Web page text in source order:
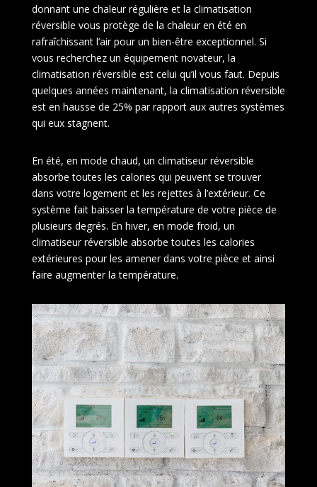
donnant une chaleur régulière et la climatisation
réversible vous protège de la chaleur en été en
rafraîchissant l’air pour un bien-être exceptionnel. Si
vous recherchez un équipement novateur, la
climatisation réversible est celui qu’il vous faut. Depuis
quelques années maintenant, la climatisation réversible
est en hausse de 25% par rapport aux autres systèmes
qui eux stagnent.
En été, en mode chaud, un climatiseur réversible
absorbe toutes les calories qui peuvent se trouver
dans votre logement et les rejettes à l’extérieur. Ce
système fait baisser la température de votre pièce de
plusieurs degrés. En hiver, en mode froid, un
climatiseur réversible absorbe toutes les calories
extérieures pour les amener dans votre pièce et ainsi
faire augmenter la température.